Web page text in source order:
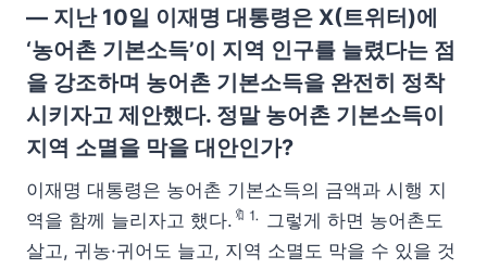
— 지난 10일 이재명 대통령은 X(트위터)에
‘농어촌 기본소득’이 지역 인구를 늘렸다는 점
을 강조하며 농어촌 기본소득을 완전히 정착
시키자고 제안했다. 정말 농어촌 기본소득이
지역 소멸을 막을 대안인가?
이재명 대통령은 농어촌 기본소득의 금액과 시행 지
역을 함께 늘리자고 했다. 🔖⒈ 그렇게 하면 농어촌도
살고, 귀농·귀어도 늘고, 지역 소멸도 막을 수 있을 것